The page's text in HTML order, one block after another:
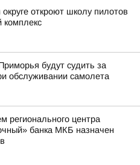
откроют школу пилотов
комплекс
будут судить за
обслуживании самолета
регионального центра
банка МКБ назначен